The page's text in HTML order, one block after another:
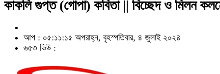
কাকলি গুপ্ত (গোপা) কবিতা || বিচ্ছেদ ও মিলন
আপ : ০৫:১১:১৫ অপরাহ্ন, বৃহস্পতিবার, ৪ জুলাই ২০২৪
৬৫৩ ভিউ :